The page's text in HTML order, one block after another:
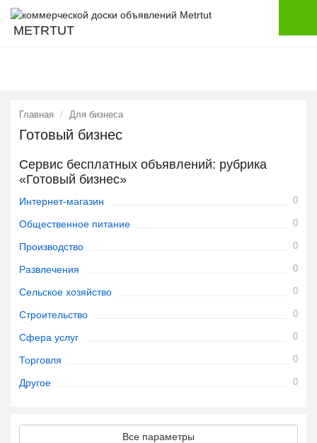
METRTUT
Главная Для бизнеса
Готовый бизнес
Сервис бесплатных объявлений: рубрика
«Готовый бизнес»
Интернет-магазин 0
Общественное питание 0
Производство 0
Развлечения 0
Сельское хозяйство 0
Строительство 0
Сфера услуг 0
Торговля 0
Другое 0
Все параметры